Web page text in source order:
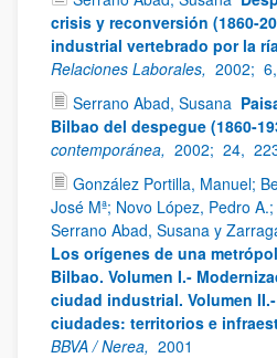
crisis y reconversión (1860-
industrial vertebrado por la
Relaciones Laborales, 2002; 6,
Serrano Abad, Susana
Bilbao del despegue (1860-
contemporánea, 2002; 24,
González Portilla, Manuel;
José Mª; Novo López, Pedro
Serrano Abad, Susana y
Los orígenes de una
Bilbao. Volumen I.-
ciudad industrial. Volumen
ciudades: territorios e
BBVA / Nerea, 2001